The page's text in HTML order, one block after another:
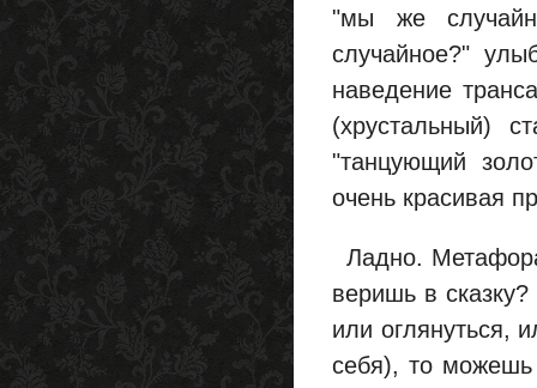
"мы же
случайное?"
наведение
(хрустальный)
"танцующий
очень красивая
Ладно.
веришь в
или оглянуться,
себя), то можешь